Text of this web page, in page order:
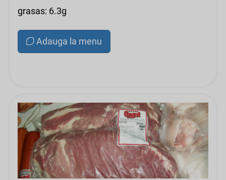
grasas: 6.3g
Adauga la menu